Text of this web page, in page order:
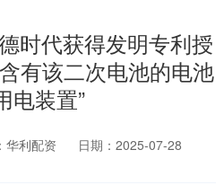
时代获得发明专利授
有该二次电池的电池
电装置”
华利配资
日期：2025-07-28